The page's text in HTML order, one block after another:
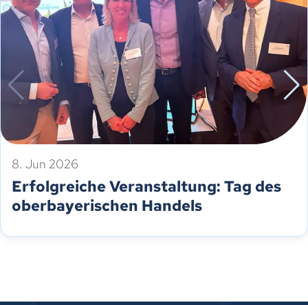
8. Jun 2026
Erfolgreiche Veranstaltung: Tag des
oberbayerischen Handels